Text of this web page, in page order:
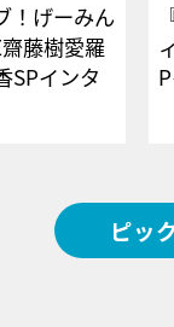
！げーみん
藤樹愛羅
SPインタ
ピッ